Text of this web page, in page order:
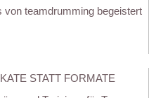
von teamdrumming begeistert
STATT FORMATE